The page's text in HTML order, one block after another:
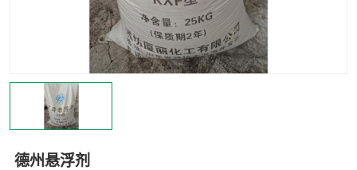
德州悬浮剂